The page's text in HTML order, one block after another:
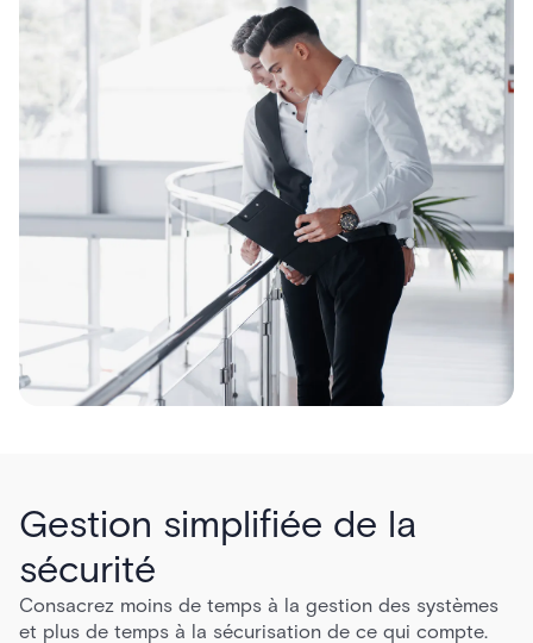
Gestion simplifiée de la
sécurité
Consacrez moins de temps à la gestion des systèmes
et plus de temps à la sécurisation de ce qui compte.